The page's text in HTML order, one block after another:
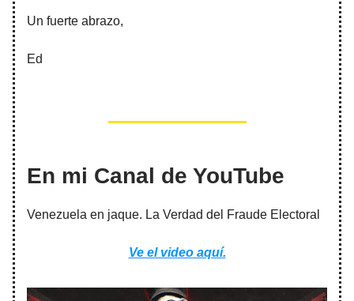
Un fuerte abrazo,
Ed
En mi Canal de YouTube
Venezuela en jaque. La Verdad del Fraude Electoral
Ve el video aquí.